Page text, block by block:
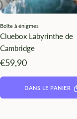
Boîte à énigmes
Cluebox Labyrinthe de
Cambridge
Angebotspreis
€59,90
DANS LE PANIER